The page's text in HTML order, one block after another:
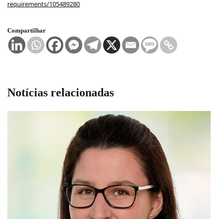
requirements/105489280
Compartilhar
Notícias relacionadas